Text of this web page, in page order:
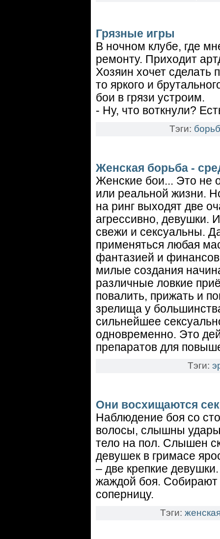
Грязные игры
В ночном клубе, где
ремонту. Приходит
Хозяин хочет сделать
то яркого и
бои в грязи устроим.
- Ну, что воткнули?
Тэги:
Женская борьба -
Женские бои... Это не
или реальной жизни.
на ринг выходят две
агрессивно, девушки.
свежи и сексуальны.
применяться любая
фантазией и
милые создания
различные ловкие
повалить, прижать и
зрелища у
сильнейшее
одновременно. Это
препаратов для
Тэги:
Они восхищаются
Наблюдение боя со
волосы, слышны удары
тело на пол. Слышен
девушек в гримасе
– две крепкие
жаждой боя. Собирают
соперницу.
Тэги: